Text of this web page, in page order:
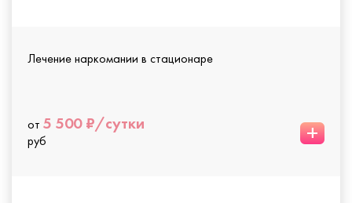
Лечение наркомании в стационаре
от 5 500 ₽/сутки
руб +